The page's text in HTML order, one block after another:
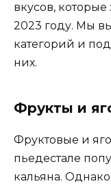
вкусов,
2023 году. Мы
категорий и
них.
Фрукты и
Фруктовые и
пьедестале
кальяна.